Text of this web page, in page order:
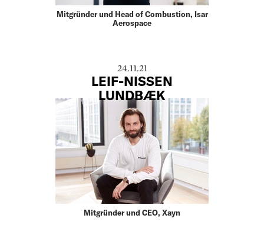
Mitgründer und Head of Combustion, Isar
Aerospace
24.11.21
LEIF-NISSEN
LUNDBÆK
Mitgründer und CEO, Xayn